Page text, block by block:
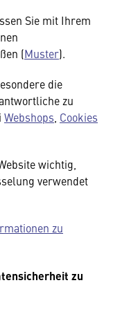
Sie mit Ihrem
(Muster).
die
zu
Webshops Cookies
wichtig,
verwendet
zu
zu